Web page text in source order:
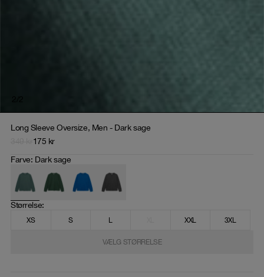
Long Sleeve Oversize, Men - Dark sage
175 kr
Farve: Dark sage
Størrelse:
XS S L XXL 3XL
VÆLG STØRRELSE